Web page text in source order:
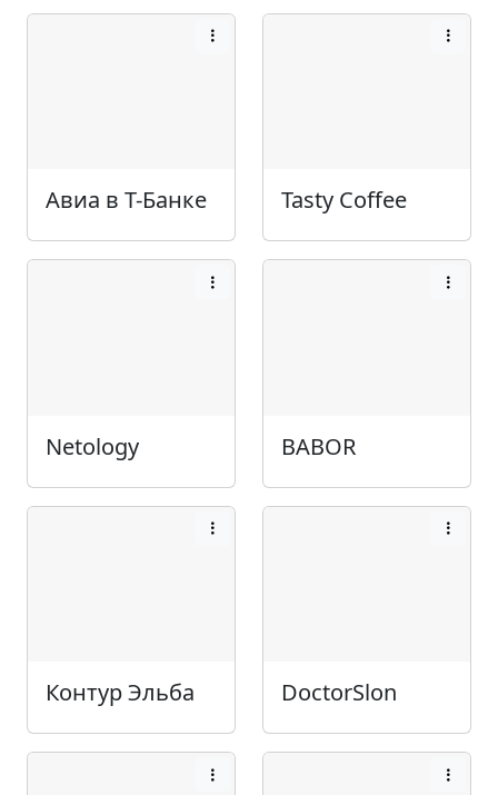
Авиа в Т-Банке Tasty Coffee
Netology BABOR
Контур Эльба DoctorSlon